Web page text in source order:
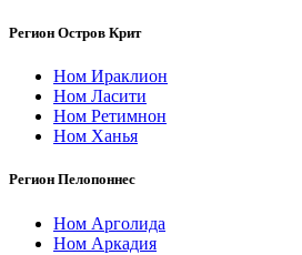
Регион Остров Крит
Ном Ираклион
Ном Ласити
Ном Ретимнон
Ном Ханья
Регион Пелопоннес
Ном Арголида
Ном Аркадия